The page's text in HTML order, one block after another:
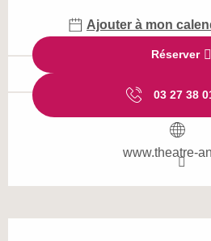
Ajouter à mon
Réserver
03 27 38
www.theatre-